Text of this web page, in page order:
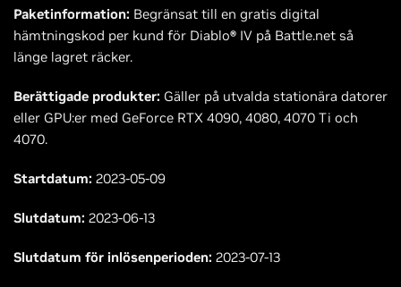
Paketinformation: Begränsat till en gratis digital
hämtningskod per kund för Diablo® IV på Battle.net så
länge lagret räcker.
Berättigade produkter: Gäller på utvalda stationära datorer
eller GPU:er med GeForce RTX 4090, 4080, 4070 Ti och
4070.
Startdatum: 2023-05-09
Slutdatum: 2023-06-13
Slutdatum för inlösenperioden: 2023-07-13